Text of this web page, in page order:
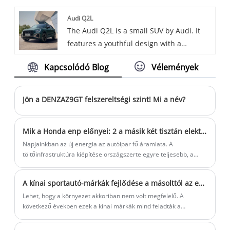
intelligenciával és biztonsággal
rendelkezik, hogy a felhasználók számára
rendkívül kényelmes vezetési élményt
Audi Q2L
The Audi Q2L is a small SUV by Audi. It
features a youthful design with a
pillar. It offers a comfortable interior with
and comes with a 1.4T engine and a 7-
Kapcsolódó Blog Vélemények
Jön a DENZAZ9GT felszereltségi szint! Mi a név?
Mik a Honda enp előnyei: 2 a másik két tisztán elektromos autóval szemben?
Napjainkban az új energia az autóipar fő áramlata. A
töltőinfrastruktúra kiépítése országszerte egyre teljesebb, a
A kínai sportautó-márkák fejlődése a másolttól az eredetiig
Lehet, hogy a környezet akkoriban nem volt megfelelő. A
következő években ezek a kínai márkák mind feladták a